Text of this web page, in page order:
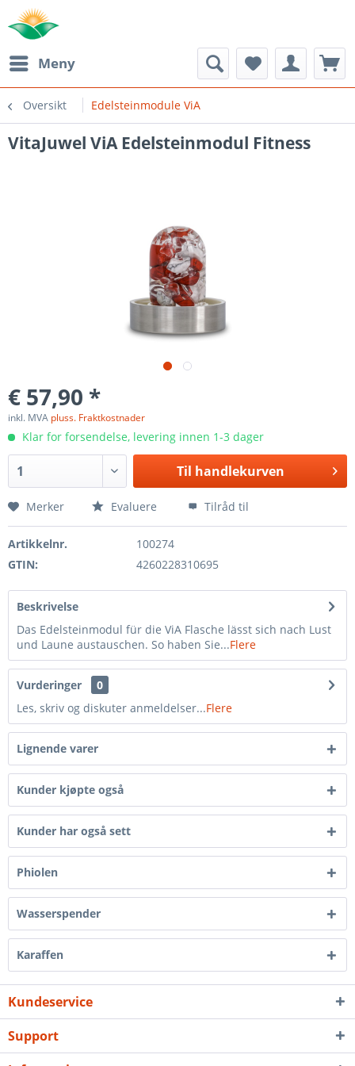
Meny
Oversikt Edelsteinmodule ViA
VitaJuwel ViA Edelsteinmodul Fitness
€ 57,90 *
inkl. MVA pluss. Fraktkostnader
Klar for forsendelse, levering innen 1-3 dager
Til handlekurven
Merker Evaluere Tilråd til
Artikkelnr.
100274
GTIN:
4260228310695
Beskrivelse
Das Edelsteinmodul für die ViA Flasche lässt sich nach Lust
und Laune austauschen. So haben Sie...Flere
Vurderinger
0
Les, skriv og diskuter anmeldelser...Flere
Lignende varer
Kunder kjøpte også
Kunder har også sett
Phiolen
Wasserspender
Karaffen
Kundeservice
Support